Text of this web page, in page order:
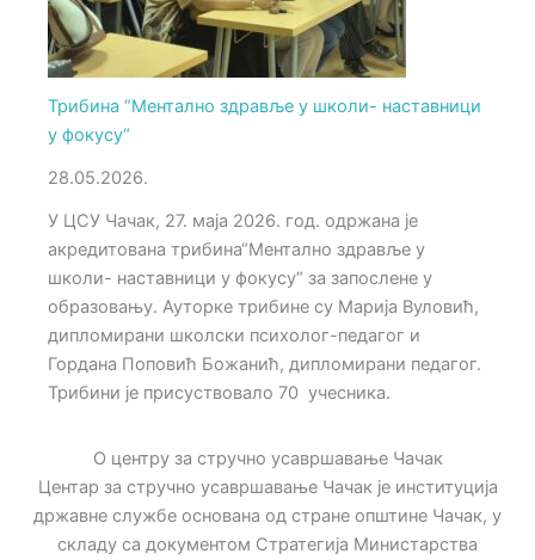
у
ЦСУ
Чачак
Трибина “Ментално здравље у школи- наставници
у фокусу“
28.05.2026.
У ЦСУ Чачак, 27. маја 2026. год. одржана је
акредитована трибина“Ментално здравље у
школи- наставници у фокусу“ за запослене у
образовању. Ауторке трибине су Марија Вуловић,
дипломирани школски психолог-педагог и
Гордана Поповић Божанић, дипломирани педагог.
Трибини је присуствовало 70 учесника.
О центру за стручно усавршавање Чачак
Центар за стручно усавршавање Чачак је институција
државне службе основана од стране општине Чачак, у
складу са документом Стратегија Министарства